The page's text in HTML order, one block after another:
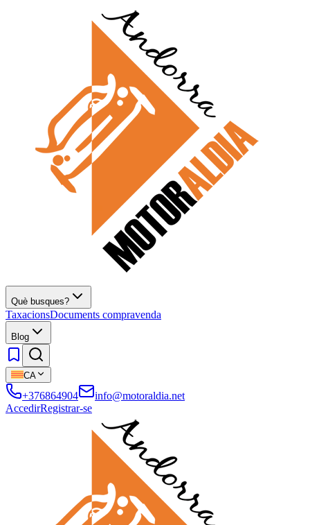
Què busques?
TaxacionsDocuments compravenda
Blog
CA
+376864904
info@motoraldia.net
AccedirRegistrar-se